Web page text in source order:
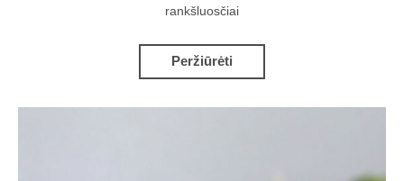
rankšluosčiai
Peržiūrėti